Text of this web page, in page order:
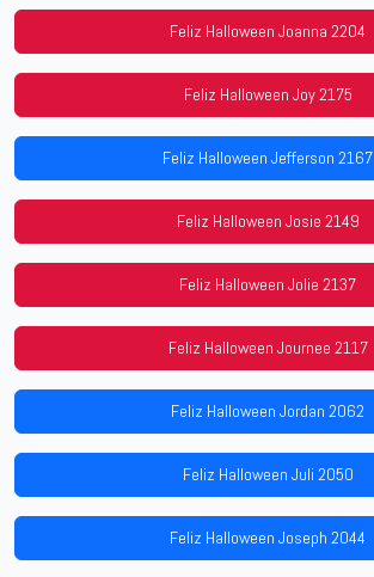
Feliz Halloween Joanna 2204
Feliz Halloween Joy 2175
Feliz Halloween Jefferson 2167
Feliz Halloween Josie 2149
Feliz Halloween Jolie 2137
Feliz Halloween Journee 2117
Feliz Halloween Jordan 2062
Feliz Halloween Juli 2050
Feliz Halloween Joseph 2044